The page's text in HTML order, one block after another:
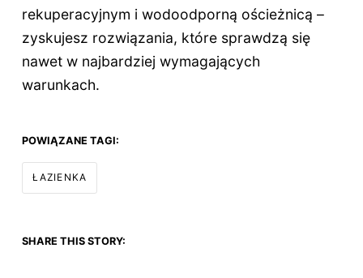
rekuperacyjnym i wodoodporną ościeżnicą –
zyskujesz rozwiązania, które sprawdzą się
nawet w najbardziej wymagających
warunkach.
POWIĄZANE TAGI:
ŁAZIENKA
SHARE THIS STORY: